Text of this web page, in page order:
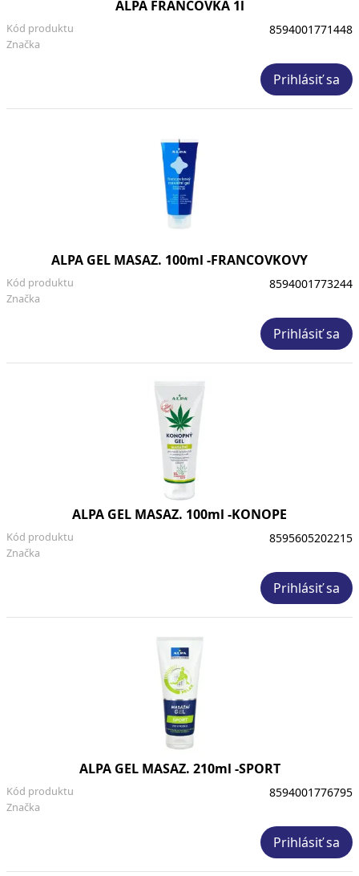
ALPA FRANCOVKA 1l
Značka
Kód produktu 8594001771448
Prihlásiť sa
ALPA GEL MASAZ. 100ml -FRANCOVKOVY
Značka
Kód produktu 8594001773244
Prihlásiť sa
ALPA GEL MASAZ. 100ml -KONOPE
Značka
Kód produktu 8595605202215
Prihlásiť sa
ALPA GEL MASAZ. 210ml -SPORT
Značka
Kód produktu 8594001776795
Prihlásiť sa